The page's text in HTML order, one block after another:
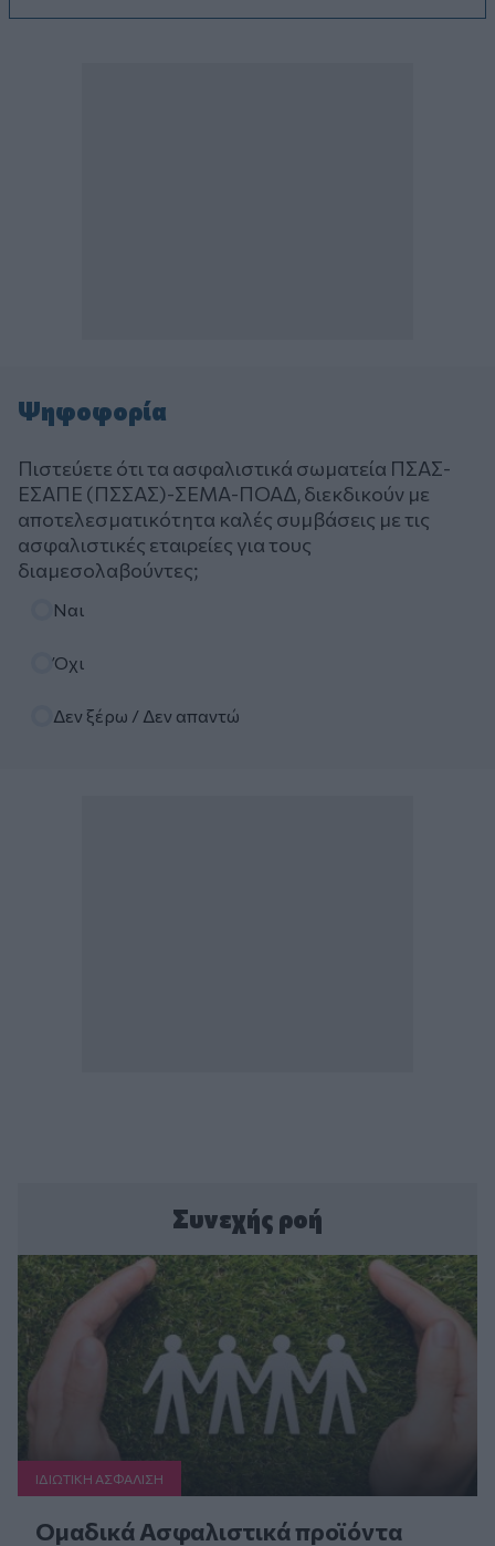
Ψηφοφορία
Πιστεύετε ότι τα ασφαλιστικά σωματεία ΠΣΑΣ-
ΕΣΑΠΕ (ΠΣΣΑΣ)-ΣΕΜΑ-ΠΟΑΔ, διεκδικούν με
αποτελεσματικότητα καλές συμβάσεις με τις
ασφαλιστικές εταιρείες για τους
διαμεσολαβούντες;
Ναι
Όχι
Δεν ξέρω / Δεν απαντώ
Συνεχής ροή
ΙΔΙΩΤΙΚΗ ΑΣΦAΛΙΣΗ
Ομαδικά Ασφαλιστικά προϊόντα